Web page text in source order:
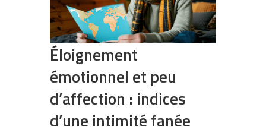
Éloignement
émotionnel et peu
d’affection : indices
d’une intimité fanée